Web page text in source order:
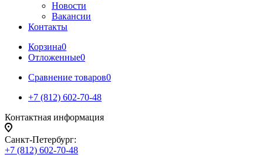
Новости
Вакансии
Контакты
Корзина0
Отложенные0
Сравнение товаров0
+7 (812) 602-70-48
Контактная информация
Санкт-Петербург:
+7 (812) 602-70-48